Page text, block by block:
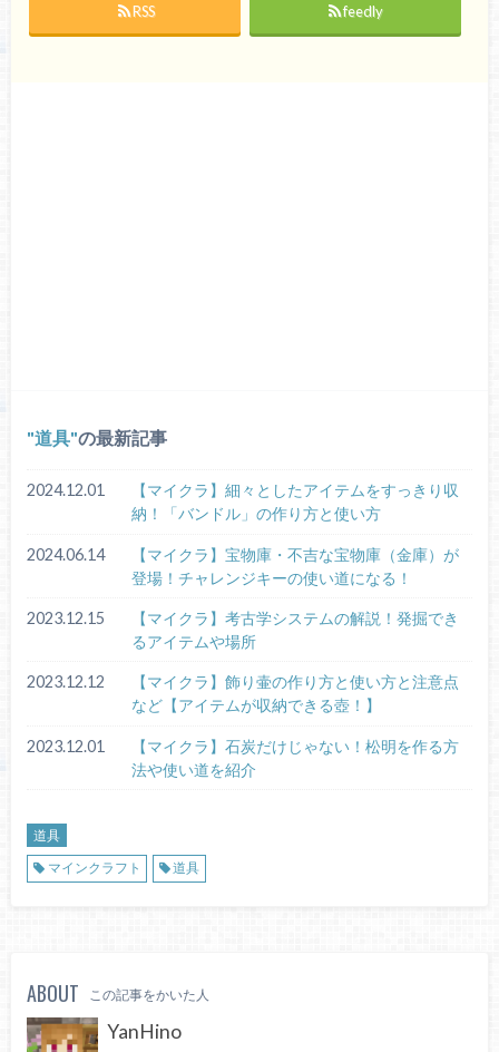
RSS feedly
道具 の最新記事
2024.12.01
【マイクラ】細々としたアイテムをすっきり収
納！「バンドル」の作り方と使い方
2024.06.14
【マイクラ】宝物庫・不吉な宝物庫（金庫）が
登場！チャレンジキーの使い道になる！
2023.12.15
【マイクラ】考古学システムの解説！発掘でき
るアイテムや場所
2023.12.12
【マイクラ】飾り壷の作り方と使い方と注意点
など【アイテムが収納できる壺！】
2023.12.01
【マイクラ】石炭だけじゃない！松明を作る方
法や使い道を紹介
道具
マインクラフト
道具
ABOUT この記事をかいた人
YanHino